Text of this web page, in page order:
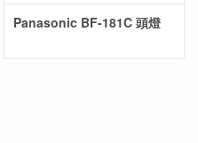
Panasonic BF-181C 頭燈